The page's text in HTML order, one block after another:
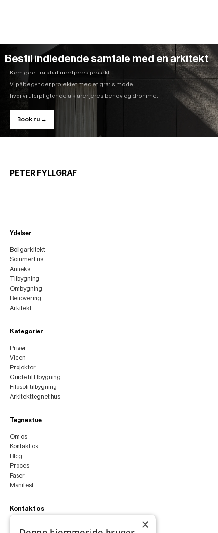
Bestil indledende samtale med en arkitekt
Kom godt fra start med jeres projekt.
Vi påbegynder projektet med et gratis møde,
hvor vi uforpligtende afklarer jeres behov og drømme.
Book nu →
PETER FYLLGRAF
Ydelser
Boligarkitekt
Sommerhus
Anneks
Tilbygning
Ombygning
Renovering
Arkitekt
Kategorier
Priser
Viden
Projekter
Guide til tilbygning
Filosofi tilbygning
Arkitekttegnet hus
Tegnestue
Om os
Kontakt os
Blog
Proces
Faser
Manifest
Kontakt os
×